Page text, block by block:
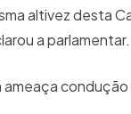
altivez desta
a
ameaça